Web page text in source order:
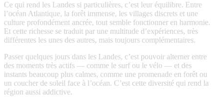
Ce qui rend les Landes si particulières, c’est leur équilibre. Entre
l’océan Atlantique, la forêt immense, les villages discrets et une
culture profondément ancrée, tout semble fonctionner en harmonie.
Et cette richesse se traduit par une multitude d’expériences, très
différentes les unes des autres, mais toujours complémentaires.
Passer quelques jours dans les Landes, c’est pouvoir alterner entre
des moments très actifs — comme le surf ou le vélo — et des
instants beaucoup plus calmes, comme une promenade en forêt ou
un coucher de soleil face à l’océan. C’est cette diversité qui rend la
région aussi addictive.